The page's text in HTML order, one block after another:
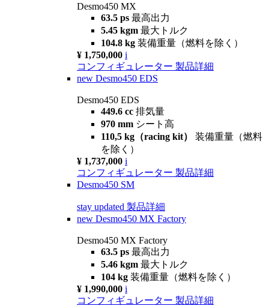
Desmo450 MX
63.5 ps 最高出力
5.45 kgm 最大トルク
104.8 kg 装備重量（燃料を除く）
¥ 1,750,000 i
コンフィギュレーター 製品詳細
new Desmo450 EDS
Desmo450 EDS
449.6 cc 排気量
970 mm シート高
110,5 kg（racing kit） 装備重量（燃料
を除く）
¥ 1,737,000 i
コンフィギュレーター 製品詳細
Desmo450 SM
stay updated 製品詳細
new Desmo450 MX Factory
Desmo450 MX Factory
63.5 ps 最高出力
5.46 kgm 最大トルク
104 kg 装備重量（燃料を除く）
¥ 1,990,000 i
コンフィギュレーター 製品詳細